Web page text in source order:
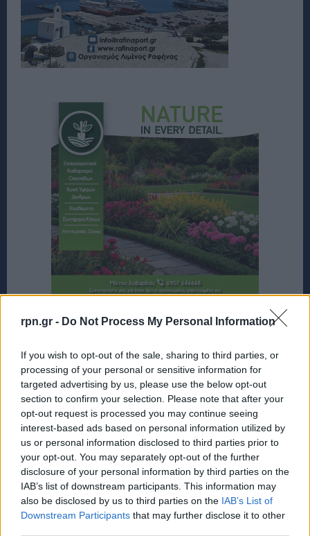
rpn.gr - Do Not Process My Personal Information
If you wish to opt-out of the sale, sharing to third parties, or
processing of your personal or sensitive information for
targeted advertising by us, please use the below opt-out
section to confirm your selection. Please note that after your
opt-out request is processed you may continue seeing
interest-based ads based on personal information utilized by
us or personal information disclosed to third parties prior to
your opt-out. You may separately opt-out of the further
disclosure of your personal information by third parties on the
IAB’s list of downstream participants. This information may
also be disclosed by us to third parties on the IAB’s List of
Downstream Participants that may further disclose it to other